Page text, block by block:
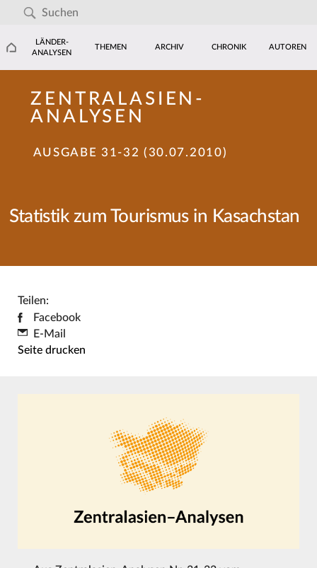
LÄNDER-
ANALYSEN
THEMEN ARCHIV CHRONIK AUTOREN
ZENTRALASIEN-
ANALYSEN
AUSGABE 31-32 (30.07.2010)
Statistik zum Tourismus in Kasachstan
Teilen:
Facebook
E-Mail
Seite drucken